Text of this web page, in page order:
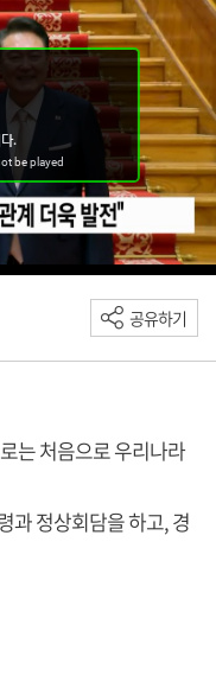
공유하기
는 처음으로 우리나라
과 정상회담을 하고, 경